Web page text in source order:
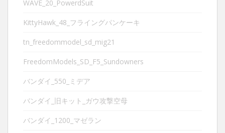
WAVE_20_PowerdSuit
KittyHawk_48_フライングパンケーキ
tn_freedommodel_sd_mig21
FreedomModels_SD_F5_Sundowners
バンダイ_550_ミデア
バンダイ_旧キット_ガウ攻撃空母
バンダイ_1200_マゼラン